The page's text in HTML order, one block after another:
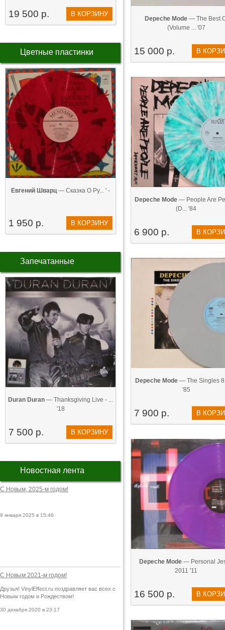
19 500 р. В КОРЗИНУ
Цветные пластинки
Евгений Шварц— Сказка О Ру... ' -
1 950 р. В КОРЗИНУ
Запечатанные
Duran Duran — Thanksgiving Live - ...
'18
7 500 р. В КОРЗИНУ
Новостная лента
С Новым, 2025-м годом!
9 января 2025 в 15:46
С Новым 2021-м годом!
Друзья! VinylEffect.ru поздравляет вас всех с
Новым годом и Рождеством!
30 декабря 2020 в 23:17
Depeche Mode— The Best
(Volume ... '07
15 000 р. В
Depeche Mode — People Are
(D... '84
6 900 р. В
Depeche Mode — The Singles
'85
7 900 р. В
Depeche Mode — Personal
2011 '11
16 500 р. В